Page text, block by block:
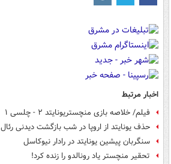
اخبار مرتبط
فیلم/ خلاصه بازی منچستریونایتد ۲ - چلسی ۱
حذف یونایتد از اروپا در شب بازگشت دیدنی رئال
سنگربان پیشین یونایتد در رادار نیوکاسل
تحقیر منچستر یاد رونالدو را زنده کرد!